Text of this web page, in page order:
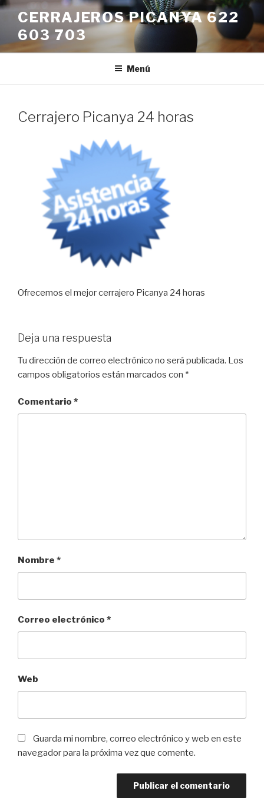
Saltar
contenido
CERRAJEROS PICANYA 622
603 703
Menú
Cerrajero Picanya 24 horas
Ofrecemos el mejor cerrajero Picanya 24 horas
Deja una respuesta
Tu dirección de correo electrónico no será publicada. Los
campos obligatorios están marcados con *
Comentario *
Nombre *
Correo electrónico *
Web
Guarda mi nombre, correo electrónico y web en este
navegador para la próxima vez que comente.